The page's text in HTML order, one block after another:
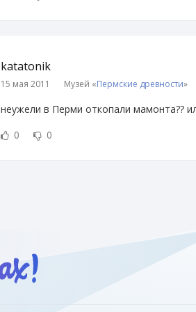
katatonik
15 мая 2011 Музей «Пермские древности»
неужели в Перми откопали мамонта??
0
0